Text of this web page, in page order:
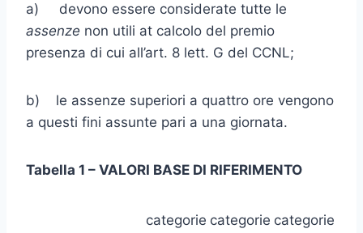
a) devono essere considerate tutte le
assenze non utili at calcolo del premio
presenza di cui all’art. 8 lett. G del CCNL;
b) le assenze superiori a quattro ore vengono
a questi fini assunte pari a una giornata.
Tabella 1 – VALORI BASE DI RIFERIMENTO
categorie categorie categorie